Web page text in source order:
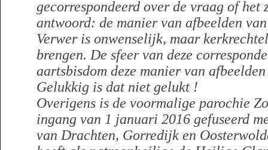
gecorrespondeerd over de vraag of het
antwoord: de manier van afbeelden
Verwer is onwenselijk, maar
brengen. De sfeer van deze
aartsbisdom deze manier van
Gelukkig is dat niet gelukt !
Overigens is de voormalige parochie
ingang van 1 januari 2016 gefuseerd
van Drachten, Gorredijk en